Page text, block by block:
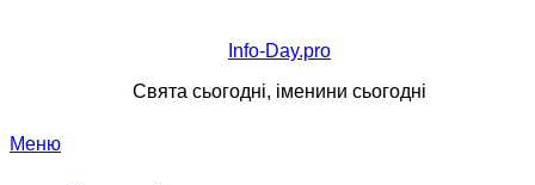
Info-Day.pro
Свята сьогодні, іменини сьогодні
Меню